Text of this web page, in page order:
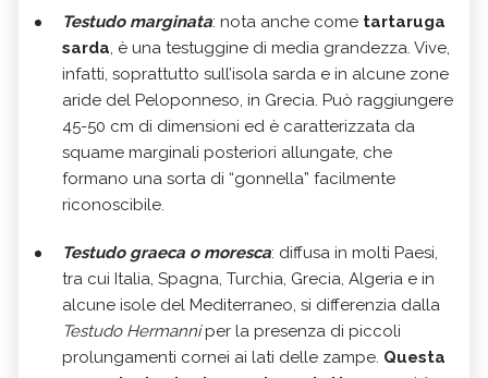
Testudo marginata: nota anche come tartaruga
sarda, è una testuggine di media grandezza. Vive,
infatti, soprattutto sull’isola sarda e in alcune zone
aride del Peloponneso, in Grecia. Può raggiungere
45-50 cm di dimensioni ed è caratterizzata da
squame marginali posteriori allungate, che
formano una sorta di “gonnella” facilmente
riconoscibile.
Testudo graeca o moresca: diffusa in molti Paesi,
tra cui Italia, Spagna, Turchia, Grecia, Algeria e in
alcune isole del Mediterraneo, si differenzia dalla
Testudo Hermanniper la presenza di piccoli
prolungamenti cornei ai lati delle zampe. Questa